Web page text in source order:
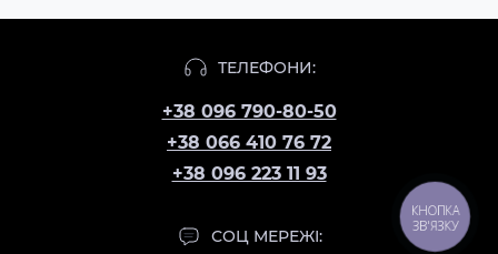
ТЕЛЕФОНИ:
+38 096 790-80-50
+38 066 410 76 72
+38 096 223 11 93
СОЦ МЕРЕЖІ:
КНОПКА
ЗВ'ЯЗКУ